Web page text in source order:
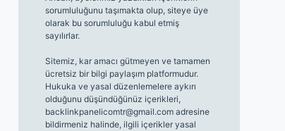
sorumluluğunu taşımakta olup, siteye üye
olarak bu sorumluluğu kabul etmiş
sayılırlar.
Sitemiz, kar amacı gütmeyen ve tamamen
ücretsiz bir bilgi paylaşım platformudur.
Hukuka ve yasal düzenlemelere aykırı
olduğunu düşündüğünüz içerikleri,
backlinkpanelicomtr@gmail.comadresine
bildirmeniz halinde, ilgili içerikler yasal